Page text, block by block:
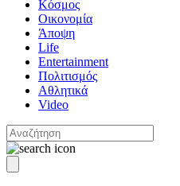
Κόσμος
Οικονομία
Άποψη
Life
Entertainment
Πολιτισμός
Αθλητικά
Video